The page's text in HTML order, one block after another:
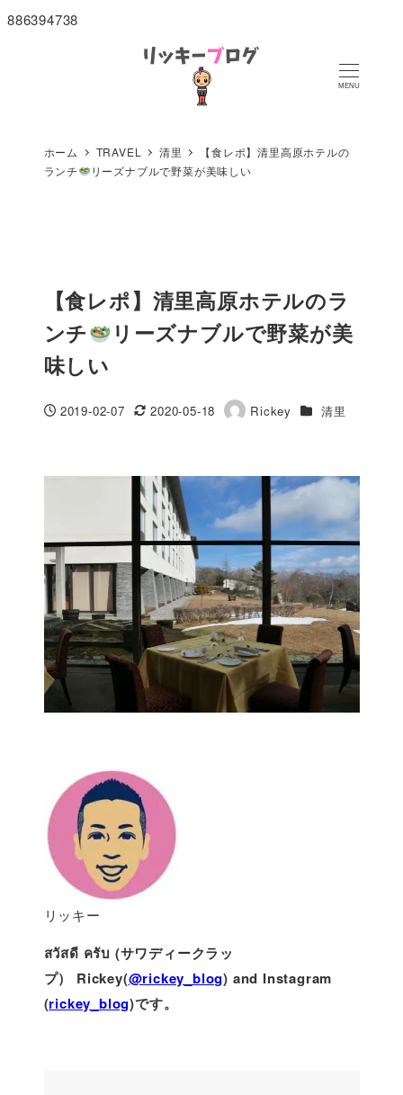
886394738
MENU
ホーム TRAVEL 清里
【食レポ】清里高原ホテルの
ランチ
リーズナブルで野菜が美味しい
【食レポ】清里高原ホテルのラ
ンチ
リーズナブルで野菜が美
味しい
投稿日
2019-02-07
更新日
2020-05-18
著
Rickey カテゴリー
清里
リッキー
สวัสดี ครับ (サワディークラッ
プ）
Rickey(@rickey_blog) and Instagram
(rickey_blog)です。